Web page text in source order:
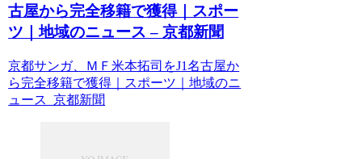
古屋から完全移籍で獲得｜スポー
ツ｜地域のニュース – 京都新聞
京都サンガ、ＭＦ米本拓司をJ1名古屋か
ら完全移籍で獲得｜スポーツ｜地域のニ
ュース 京都新聞